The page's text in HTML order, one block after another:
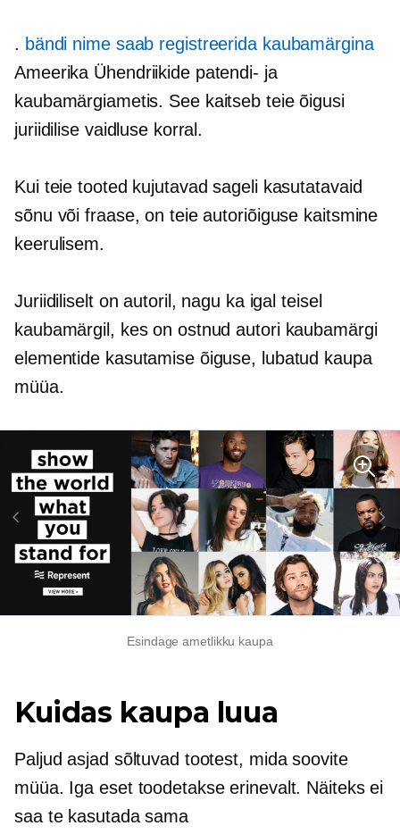
. bändi nime saab registreerida kaubamärgina
Ameerika Ühendriikide patendi- ja
kaubamärgiametis. See kaitseb teie õigusi
juriidilise vaidluse korral.
Kui teie tooted kujutavad sageli kasutatavaid
sõnu või fraase, on teie autoriõiguse kaitsmine
keerulisem.
Juriidiliselt on autoril, nagu ka igal teisel
kaubamärgil, kes on ostnud autori kaubamärgi
elementide kasutamise õiguse, lubatud kaupa
müüa.
Esindage ametlikku kaupa
Kuidas kaupa luua
Paljud asjad sõltuvad tootest, mida soovite
müüa. Iga eset toodetakse erinevalt. Näiteks ei
saa te kasutada sama